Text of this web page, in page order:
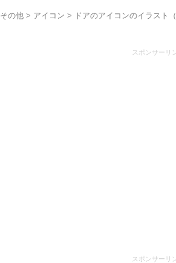
その他> アイコン > ドアのアイコンのイラスト（
スポンサーリ
スポンサーリ